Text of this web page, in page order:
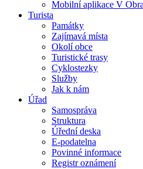
Mobilní aplikace V
Turista
Památky
Zajímavá místa
Okolí obce
Turistické trasy
Cyklostezky
Služby
Jak k nám
Úřad
Samospráva
Struktura
Úřední deska
E-podatelna
Povinné informace
Registr oznámení